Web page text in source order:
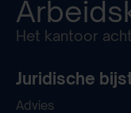
Het kantoor
Juridische
Advies